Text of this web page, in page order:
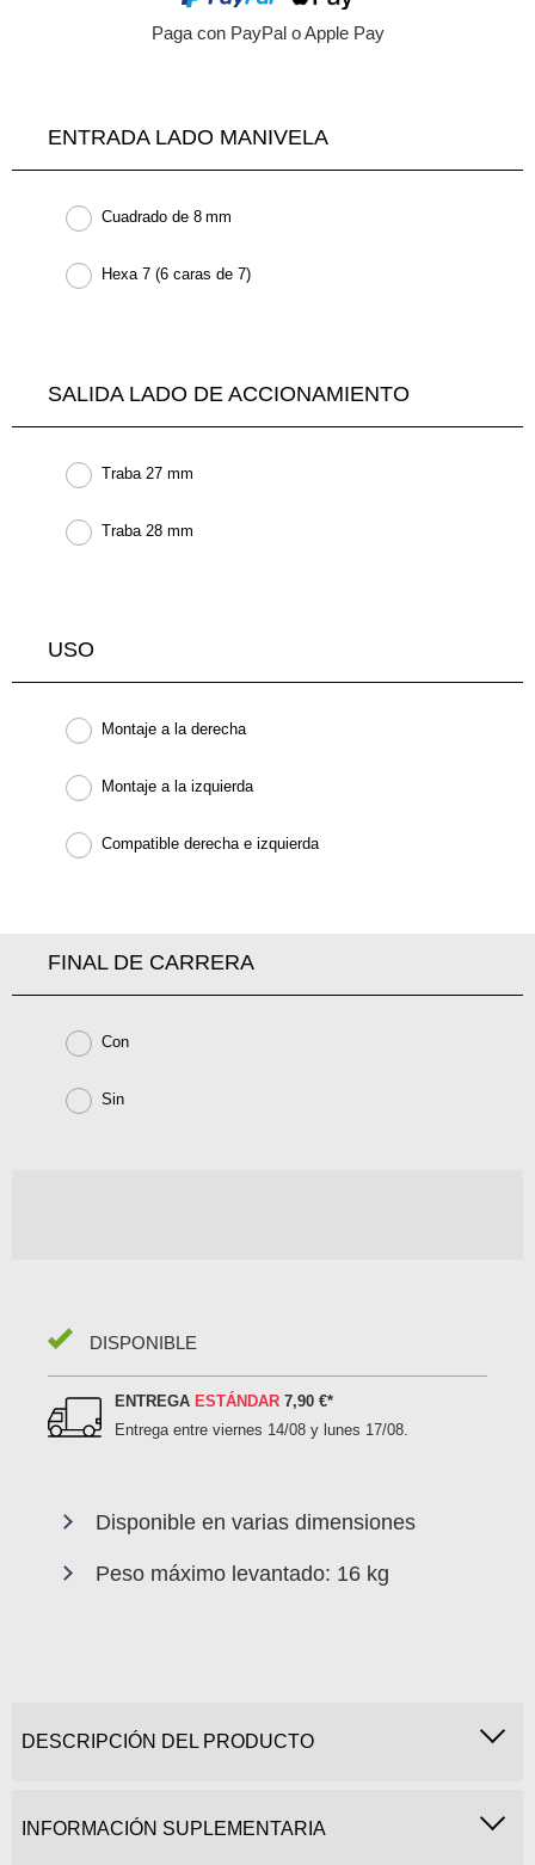
Paga con PayPal o Apple Pay
ENTRADA LADO MANIVELA
Cuadrado de 8 mm
Hexa 7 (6 caras de 7)
SALIDA LADO DE ACCIONAMIENTO
Traba 27 mm
Traba 28 mm
USO
Montaje a la derecha
Montaje a la izquierda
Compatible derecha e izquierda
FINAL DE CARRERA
Con
Sin
DISPONIBLE
ENTREGA ESTÁNDAR 7,90 €*
Entrega entreviernes 14/08 y lunes 17/08.
Disponible en varias dimensiones
Peso máximo levantado: 16 kg
DESCRIPCIÓN DEL PRODUCTO
INFORMACIÓN SUPLEMENTARIA